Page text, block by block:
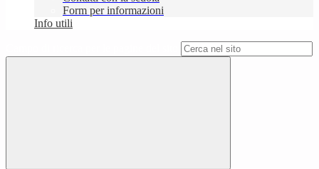
Form per informazioni
Info utili